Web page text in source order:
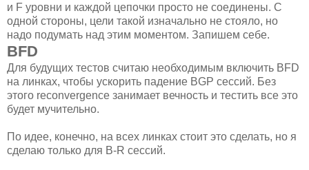
и F уровни и каждой цепочки просто не соединены. С
одной стороны, цели такой изначально не стояло, но
надо подумать над этим моментом. Запишем себе.
BFD
Для будущих тестов считаю необходимым включить BFD
на линках, чтобы ускорить падение BGP сессий. Без
этого reconvergence занимает вечность и тестить все это
будет мучительно.
По идее, конечно, на всех линках стоит это сделать, но я
сделаю только для B-R сессий.